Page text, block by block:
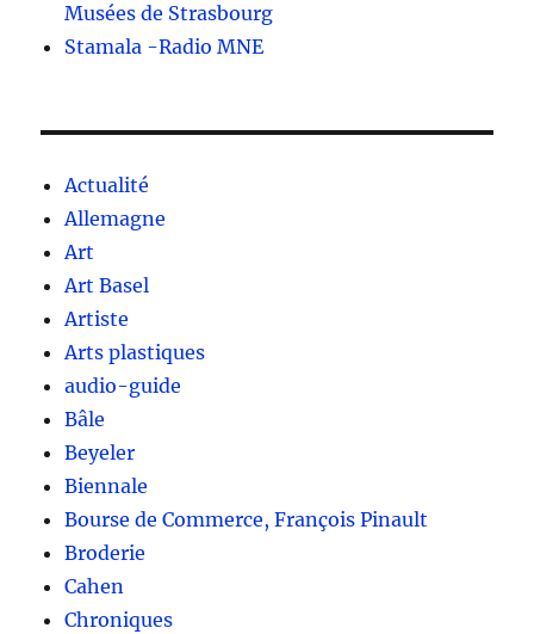
Musées de Strasbourg
Stamala -Radio MNE
Actualité
Allemagne
Art
Art Basel
Artiste
Arts plastiques
audio-guide
Bâle
Beyeler
Biennale
Bourse de Commerce, François Pinault
Broderie
Cahen
Chroniques